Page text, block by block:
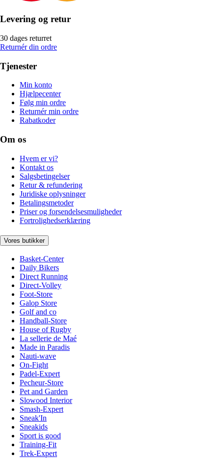
Levering og retur
30 dages returret
Returnér din ordre
Tjenester
Min konto
Hjælpecenter
Følg min ordre
Returnér min ordre
Rabatkoder
Om os
Hvem er vi?
Kontakt os
Salgsbetingelser
Retur & refundering
Juridiske oplysninger
Betalingsmetoder
Priser og forsendelsesmuligheder
Fortrolighedserklæring
Vores butikker
Basket-Center
Daily Bikers
Direct Running
Direct-Volley
Foot-Store
Galop Store
Golf and co
Handball-Store
House of Rugby
La sellerie de Maé
Made in Paradis
Nauti-wave
On-Fight
Padel-Expert
Pecheur-Store
Pet and Garden
Slowood Interior
Smash-Expert
Sneak'In
Sneakids
Sport is good
Training-Fit
Trek-Expert